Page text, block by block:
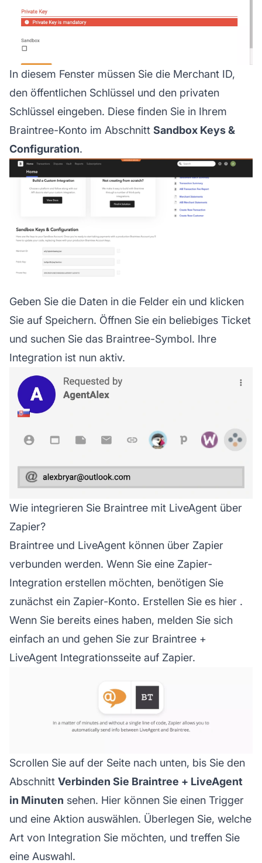
In diesem Fenster müssen Sie die Merchant ID,
den öffentlichen Schlüssel und den privaten
Schlüssel eingeben. Diese finden Sie in Ihrem
Braintree-Konto im Abschnitt Sandbox Keys &
Configuration.
Geben Sie die Daten in die Felder ein und klicken
Sie auf Speichern. Öffnen Sie ein beliebiges Ticket
und suchen Sie das Braintree-Symbol. Ihre
Integration ist nun aktiv.
Wie integrieren Sie Braintree mit LiveAgent über
Zapier?
Braintree und LiveAgent können über Zapier
verbunden werden. Wenn Sie eine Zapier-
Integration erstellen möchten, benötigen Sie
zunächst ein Zapier-Konto. Erstellen Sie es hier .
Wenn Sie bereits eines haben, melden Sie sich
einfach an und gehen Sie zur Braintree +
LiveAgent Integrationsseite auf Zapier.
Scrollen Sie auf der Seite nach unten, bis Sie den
Abschnitt Verbinden Sie Braintree + LiveAgent
in Minuten sehen. Hier können Sie einen Trigger
und eine Aktion auswählen. Überlegen Sie, welche
Art von Integration Sie möchten, und treffen Sie
eine Auswahl.